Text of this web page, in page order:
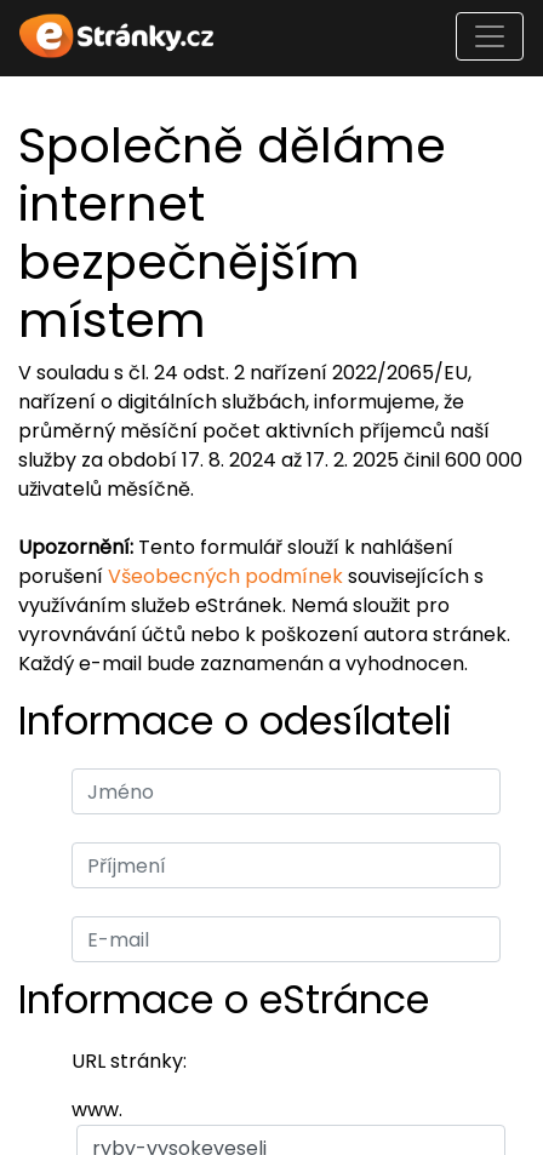
Společně děláme
internet
bezpečnějším
místem
V souladu s čl. 24 odst. 2 nařízení 2022/2065/EU,
nařízení o digitálních službách, informujeme, že
průměrný měsíční počet aktivních příjemců naší
služby za období 17. 8. 2024 až 17. 2. 2025 činil 600 000
uživatelů měsíčně.
Upozornění: Tento formulář slouží k nahlášení
porušeníVšeobecných podmíneksouvisejících s
využíváním služeb eStránek. Nemá sloužit pro
vyrovnávání účtů nebo k poškození autora stránek.
Každý e-mail bude zaznamenán a vyhodnocen.
Informace o odesílateli
Informace o eStránce
URL stránky:
www.